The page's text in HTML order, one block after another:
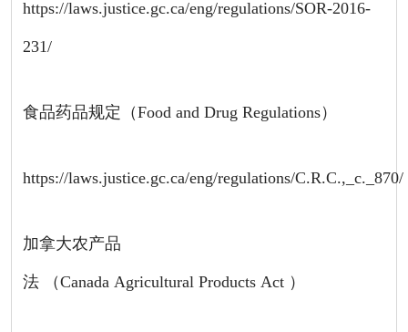
https://laws.justice.gc.ca/eng/regulations/SOR-2016-
231/
食品药品规定（Food and Drug Regulations）
https://laws.justice.gc.ca/eng/regulations/C.R.C.,_c._870/
加拿大农产品
法 （Canada Agricultural Products Act ）